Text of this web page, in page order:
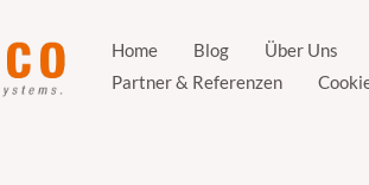
Home Blog Über Uns
Partner & Referenzen